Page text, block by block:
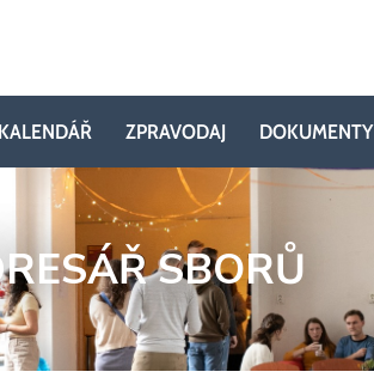
KALENDÁŘ ZPRAVODAJ DOKUMENTY
SBORŮ